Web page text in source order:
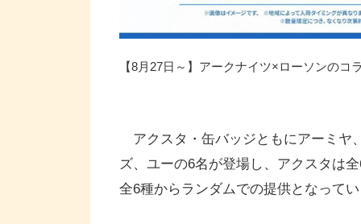
【8月27日～】アークナイツ×ローソンの
アクスタ・缶バッジともにアーミヤ
ズ、ユーの6名が登場し、アクスタは
全6種からランダムでの提供となってい